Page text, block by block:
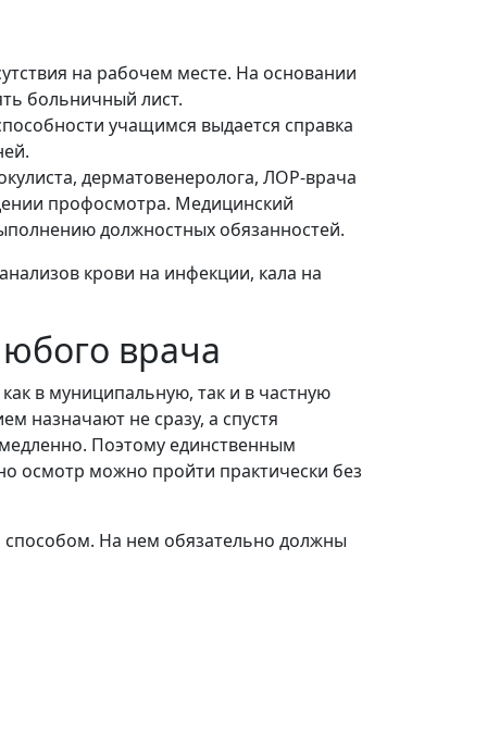
на рабочем месте. На основании
больничный лист.
учащимся выдается справка
дерматовенеролога, ЛОР-врача
профосмотра. Медицинский
должностных обязанностей.
крови на инфекции, кала на
врача
в муниципальную, так и в частную
назначают не сразу, а спустя
Поэтому единственным
осмотр можно пройти практически без
На нем обязательно должны